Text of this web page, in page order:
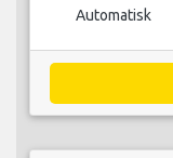
Automatisk